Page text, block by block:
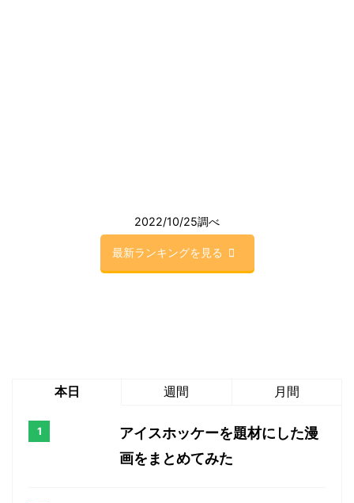
2022/10/25調べ
最新ランキングを見る
本日 週間 月間
アイスホッケーを題材にした漫
画をまとめてみた